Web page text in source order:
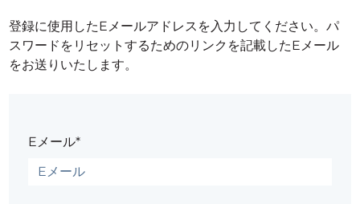
登録に使用したEメールアドレスを入力してください。パ
スワードをリセットするためのリンクを記載したEメール
をお送りいたします。
Eメール*